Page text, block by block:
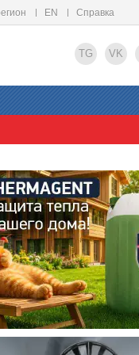
EN Справка
TG VK